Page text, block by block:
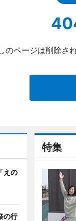
のページは削除さ
特集
えの
の行